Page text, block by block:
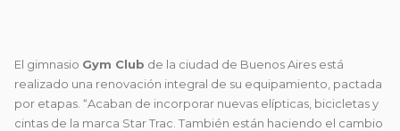
El gimnasio Gym Club de la ciudad de Buenos Aires está
realizado una renovación integral de su equipamiento, pactada
por etapas. “Acaban de incorporar nuevas elípticas, bicicletas y
cintas de la marca Star Trac. También están haciendo el cambio